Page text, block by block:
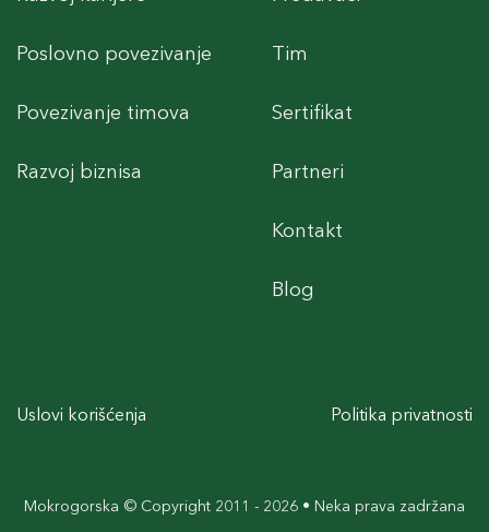
Poslovno povezivanje
Povezivanje timova
Razvoj biznisa
Tim
Sertifikat
Partneri
Kontakt
Blog
Uslovi korišćenja Politika privatnosti
Mokrogorska © Copyright 2011 - 2026 • Neka prava zadržana